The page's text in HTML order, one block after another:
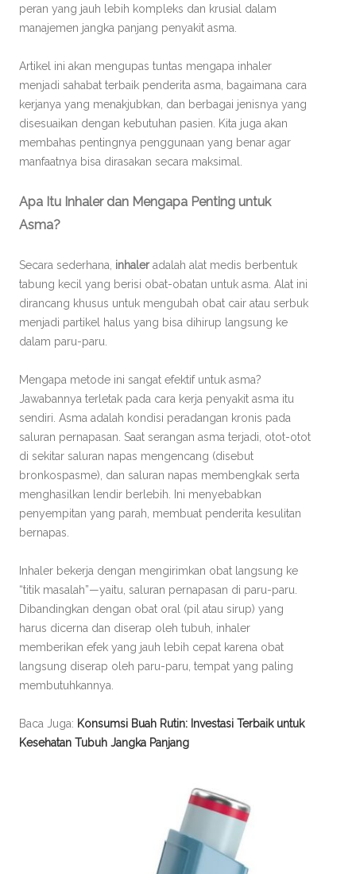
peran yang jauh lebih kompleks dan krusial dalam
manajemen jangka panjang penyakit asma.
Artikel ini akan mengupas tuntas mengapa inhaler
menjadi sahabat terbaik penderita asma, bagaimana cara
kerjanya yang menakjubkan, dan berbagai jenisnya yang
disesuaikan dengan kebutuhan pasien. Kita juga akan
membahas pentingnya penggunaan yang benar agar
manfaatnya bisa dirasakan secara maksimal.
Apa Itu Inhaler dan Mengapa Penting untuk
Asma?
Secara sederhana, inhaleradalah alat medis berbentuk
tabung kecil yang berisi obat-obatan untuk asma. Alat ini
dirancang khusus untuk mengubah obat cair atau serbuk
menjadi partikel halus yang bisa dihirup langsung ke
dalam paru-paru.
Mengapa metode ini sangat efektif untuk asma?
Jawabannya terletak pada cara kerja penyakit asma itu
sendiri. Asma adalah kondisi peradangan kronis pada
saluran pernapasan. Saat serangan asma terjadi, otot-otot
di sekitar saluran napas mengencang (disebut
bronkospasme), dan saluran napas membengkak serta
menghasilkan lendir berlebih. Ini menyebabkan
penyempitan yang parah, membuat penderita kesulitan
bernapas.
Inhaler bekerja dengan mengirimkan obat langsung ke
“titik masalah”—yaitu, saluran pernapasan di paru-paru.
Dibandingkan dengan obat oral (pil atau sirup) yang
harus dicerna dan diserap oleh tubuh, inhaler
memberikan efek yang jauh lebih cepat karena obat
langsung diserap oleh paru-paru, tempat yang paling
membutuhkannya.
Baca Juga: Konsumsi Buah Rutin: Investasi Terbaik untuk
Kesehatan Tubuh Jangka Panjang